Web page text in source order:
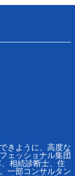
きように、高度な
ェッショナル集団
相続診断士、住
一部コンサルタン